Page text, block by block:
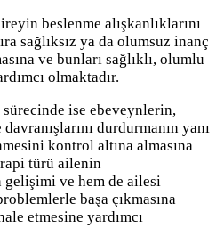
beslenme alışkanlıklarını
sağlıksız ya da olumsuz inanç
ve bunları sağlıklı, olumlu
olmaktadır.
ise ebeveynlerin,
durdurmanın yanı
kontrol altına almasına
türü ailenin
gelişimi ve hem de ailesi
başa çıkmasına
etmesine yardımcı